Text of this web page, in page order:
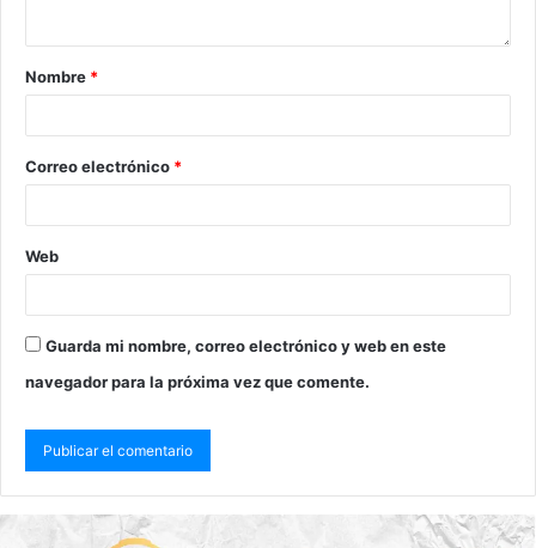
Nombre *
Correo electrónico *
Web
Guarda mi nombre, correo electrónico y web en este
navegador para la próxima vez que comente.